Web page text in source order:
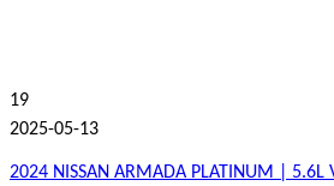
19
2025-05-13
2024 NISSAN ARMADA PLATINUM | 5.6L